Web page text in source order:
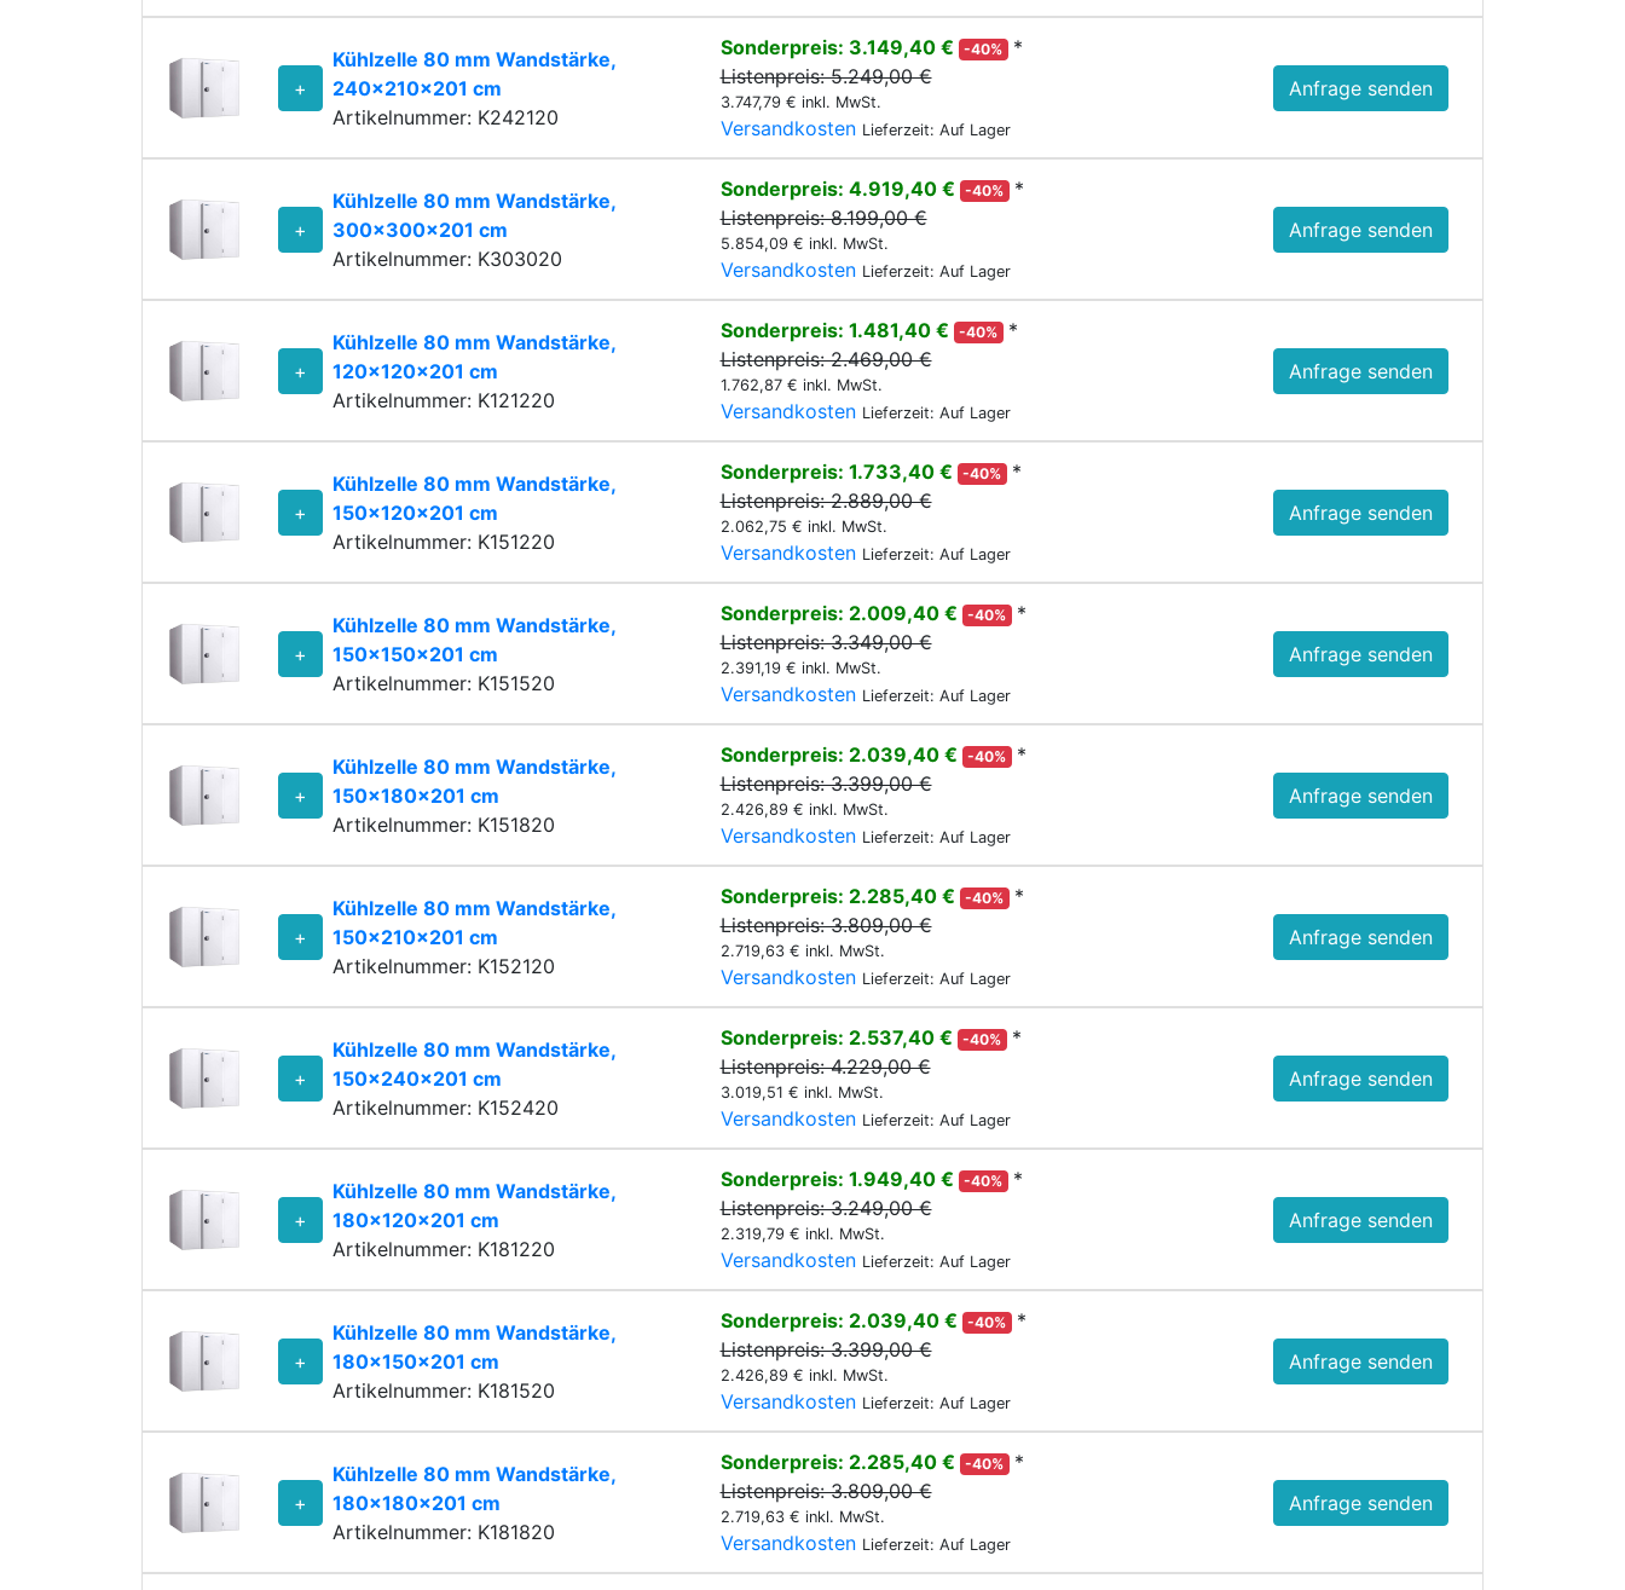
+
Kühlzelle 80 mm Wandstärke,
240x210x201 cm
Artikelnummer: K242120
Sonderpreis: 3.149,40 € -40%
*
Listenpreis: 5.249,00 €
3.747,79 € inkl. MwSt.
Versandkosten Lieferzeit: Auf Lager
Anfrage senden
+
Kühlzelle 80 mm Wandstärke,
300x300x201 cm
Artikelnummer: K303020
Sonderpreis: 4.919,40 € -40%
*
Listenpreis: 8.199,00 €
5.854,09 € inkl. MwSt.
Versandkosten Lieferzeit: Auf Lager
Anfrage senden
+
Kühlzelle 80 mm Wandstärke,
120x120x201 cm
Artikelnummer: K121220
Sonderpreis: 1.481,40 € -40%
*
Listenpreis: 2.469,00 €
1.762,87 € inkl. MwSt.
Versandkosten Lieferzeit: Auf Lager
Anfrage senden
+
Kühlzelle 80 mm Wandstärke,
150x120x201 cm
Artikelnummer: K151220
Sonderpreis: 1.733,40 € -40%
*
Listenpreis: 2.889,00 €
2.062,75 € inkl. MwSt.
Versandkosten Lieferzeit: Auf Lager
Anfrage senden
+
Kühlzelle 80 mm Wandstärke,
150x150x201 cm
Artikelnummer: K151520
Sonderpreis: 2.009,40 € -40%
*
Listenpreis: 3.349,00 €
2.391,19 € inkl. MwSt.
Versandkosten Lieferzeit: Auf Lager
Anfrage senden
+
Kühlzelle 80 mm Wandstärke,
150x180x201 cm
Artikelnummer: K151820
Sonderpreis: 2.039,40 € -40%
*
Listenpreis: 3.399,00 €
2.426,89 € inkl. MwSt.
Versandkosten Lieferzeit: Auf Lager
Anfrage senden
+
Kühlzelle 80 mm Wandstärke,
150x210x201 cm
Artikelnummer: K152120
Sonderpreis: 2.285,40 € -40%
*
Listenpreis: 3.809,00 €
2.719,63 € inkl. MwSt.
Versandkosten Lieferzeit: Auf Lager
Anfrage senden
+
Kühlzelle 80 mm Wandstärke,
150x240x201 cm
Artikelnummer: K152420
Sonderpreis: 2.537,40 € -40%
*
Listenpreis: 4.229,00 €
3.019,51 € inkl. MwSt.
Versandkosten Lieferzeit: Auf Lager
Anfrage senden
+
Kühlzelle 80 mm Wandstärke,
180x120x201 cm
Artikelnummer: K181220
Sonderpreis: 1.949,40 € -40%
*
Listenpreis: 3.249,00 €
2.319,79 € inkl. MwSt.
Versandkosten Lieferzeit: Auf Lager
Anfrage senden
+
Kühlzelle 80 mm Wandstärke,
180x150x201 cm
Artikelnummer: K181520
Sonderpreis: 2.039,40 € -40%
*
Listenpreis: 3.399,00 €
2.426,89 € inkl. MwSt.
Versandkosten Lieferzeit: Auf Lager
Anfrage senden
+
Kühlzelle 80 mm Wandstärke,
180x180x201 cm
Artikelnummer: K181820
Sonderpreis: 2.285,40 € -40%
*
Listenpreis: 3.809,00 €
2.719,63 € inkl. MwSt.
Versandkosten Lieferzeit: Auf Lager
Anfrage senden